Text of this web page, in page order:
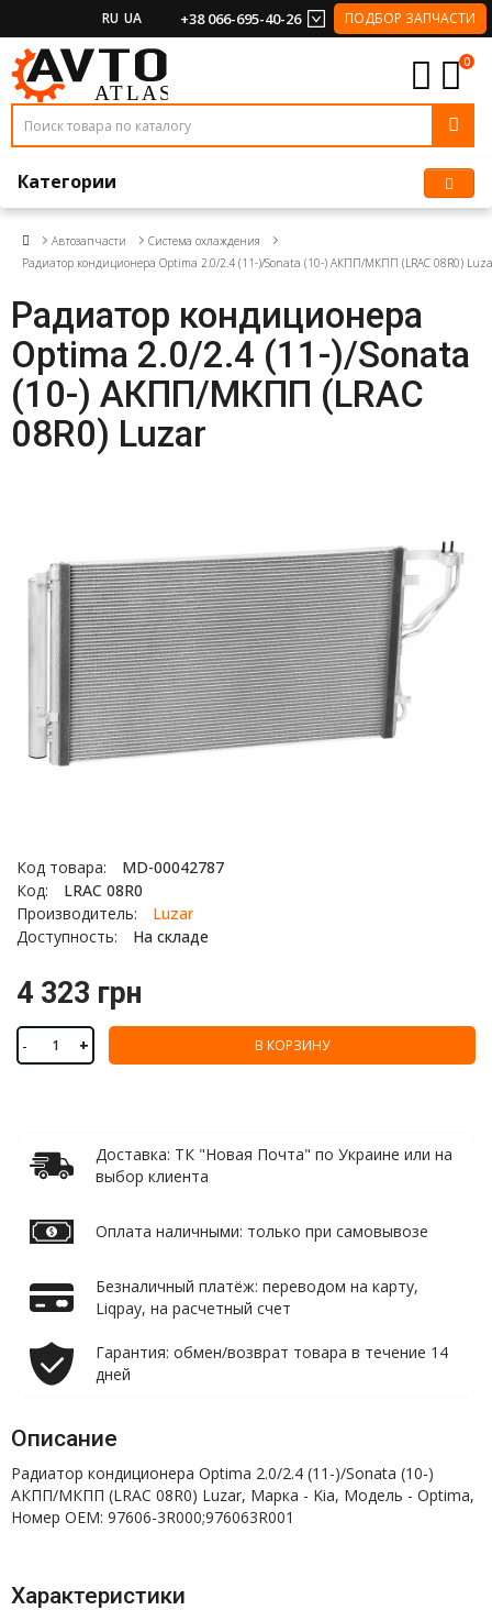
RU UA +38 066-695-40-26 ПОДБОР ЗАПЧАСТИ
0
Категории
Автозапчасти
Система охлаждения
Радиатор кондиционера Optima 2.0/2.4 (11-)/Sonata (10-) АКПП/МКПП (LRAC 08R0)
Радиатор кондиционера
Optima 2.0/2.4 (11-)/Sonata
(10-) АКПП/МКПП (LRAC
08R0) Luzar
Код товара:
MD-00042787
Код:
LRAC 08R0
Производитель:
Luzar
Доступность:
На складе
4 323 грн
- + В КОРЗИНУ
Доставка: ТК "Новая Почта" по Украине или на
выбор клиента
Оплата наличными: только при самовывозе
Безналичный платёж: переводом на карту,
Liqpay, на расчетный счет
Гарантия: обмен/возврат товара в течение 14
дней
Описание
Радиатор кондиционера Optima 2.0/2.4 (11-)/Sonata (10-)
АКПП/МКПП (LRAC 08R0) Luzar, Марка - Kia, Модель - Optima,
Номер OEM: 97606-3R000;976063R001
Характеристики